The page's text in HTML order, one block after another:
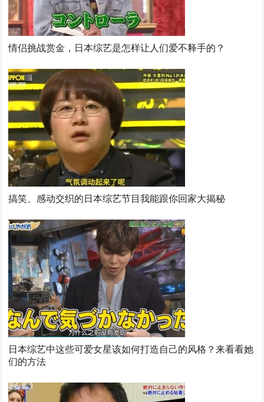
情侣挑战赏金，日本综艺是怎样让人们爱不释手的？
搞笑、感动交织的日本综艺节目我能跟你回家大揭秘
日本综艺中这些可爱女星该如何打造自己的风格？来看看她
们的方法